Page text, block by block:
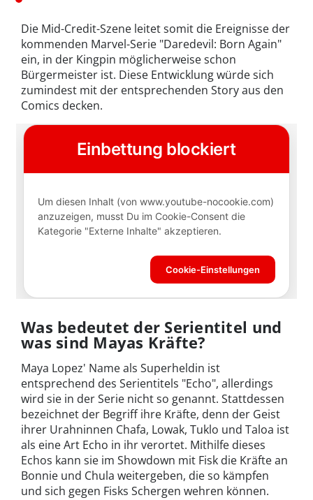
Die Mid-Credit-Szene leitet somit die Ereignisse der
kommenden Marvel-Serie "Daredevil: Born Again"
ein, in der Kingpin möglicherweise schon
Bürgermeister ist. Diese Entwicklung würde sich
zumindest mit der entsprechenden Story aus den
Comics decken.
Was bedeutet der Serientitel und
was sind Mayas Kräfte?
Maya Lopez' Name als Superheldin ist
entsprechend des Serientitels "Echo", allerdings
wird sie in der Serie nicht so genannt. Stattdessen
bezeichnet der Begriff ihre Kräfte, denn der Geist
ihrer Urahninnen Chafa, Lowak, Tuklo und Taloa ist
als eine Art Echo in ihr verortet. Mithilfe dieses
Echos kann sie im Showdown mit Fisk die Kräfte an
Bonnie und Chula weitergeben, die so kämpfen
und sich gegen Fisks Schergen wehren können.